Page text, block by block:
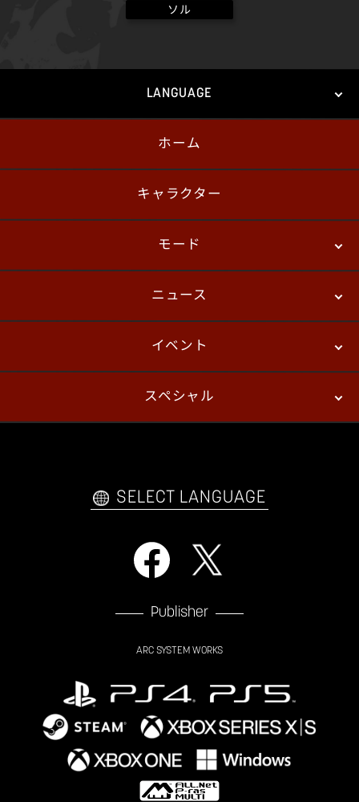
ソル
LANGUAGE
English
ホーム
キャラクター
モード
バトル
ニュース
パッチノート
イベント
プレイヤーズ
スペシャル
自己紹介カードメーカー アーケード
SELECT LANGUAGE
Publisher
ARC SYSTEM WORKS